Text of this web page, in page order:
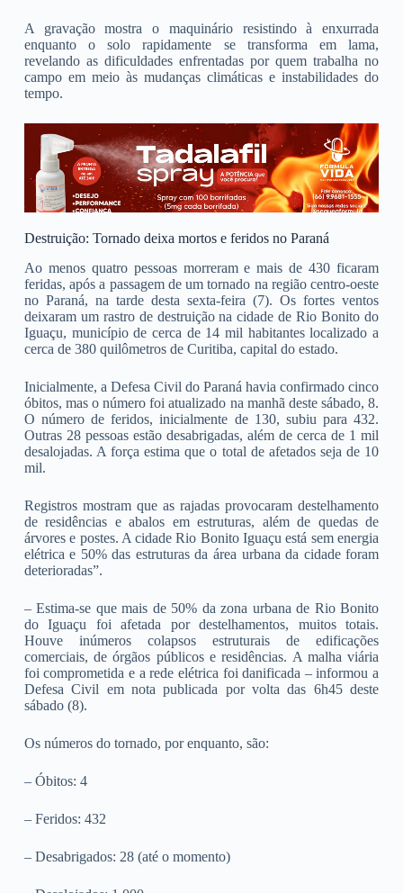
A gravação mostra o maquinário resistindo à enxurrada
enquanto o solo rapidamente se transforma em lama,
revelando as dificuldades enfrentadas por quem trabalha no
campo em meio às mudanças climáticas e instabilidades do
tempo.
Destruição: Tornado deixa mortos e feridos no Paraná
Ao menos quatro pessoas morreram e mais de 430 ficaram
feridas, após a passagem de um tornado na região centro-oeste
no Paraná, na tarde desta sexta-feira (7). Os fortes ventos
deixaram um rastro de destruição na cidade de Rio Bonito do
Iguaçu, município de cerca de 14 mil habitantes localizado a
cerca de 380 quilômetros de Curitiba, capital do estado.
Inicialmente, a Defesa Civil do Paraná havia confirmado cinco
óbitos, mas o número foi atualizado na manhã deste sábado, 8.
O número de feridos, inicialmente de 130, subiu para 432.
Outras 28 pessoas estão desabrigadas, além de cerca de 1 mil
desalojadas. A força estima que o total de afetados seja de 10
mil.
Registros mostram que as rajadas provocaram destelhamento
de residências e abalos em estruturas, além de quedas de
árvores e postes. A cidade Rio Bonito Iguaçu está sem energia
elétrica e 50% das estruturas da área urbana da cidade foram
deterioradas”.
– Estima-se que mais de 50% da zona urbana de Rio Bonito
do Iguaçu foi afetada por destelhamentos, muitos totais.
Houve inúmeros colapsos estruturais de edificações
comerciais, de órgãos públicos e residências. A malha viária
foi comprometida e a rede elétrica foi danificada – informou a
Defesa Civil em nota publicada por volta das 6h45 deste
sábado (8).
Os números do tornado, por enquanto, são:
– Óbitos: 4
– Feridos: 432
– Desabrigados: 28 (até o momento)